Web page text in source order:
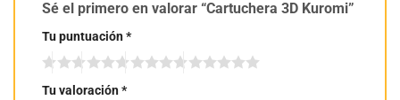
Sé el primero en valorar “Cartuchera 3D Kuromi”
Tu puntuación*
Tu valoración*